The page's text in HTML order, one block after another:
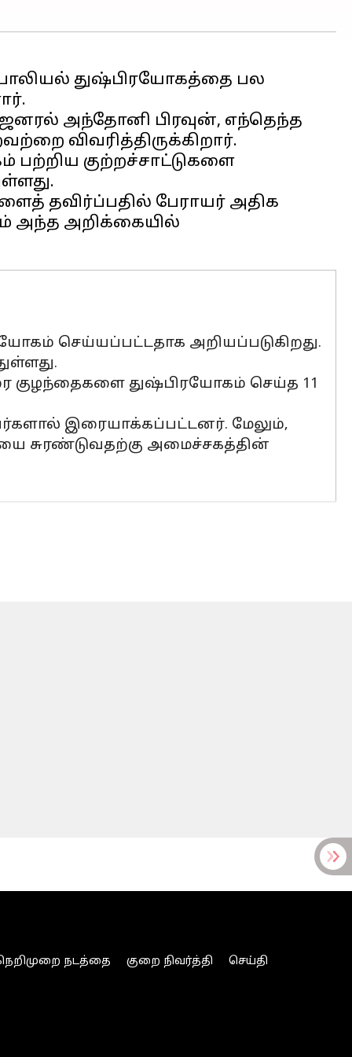
பாலியல் துஷ்பிரயோகத்தை பல
அந்தோனி பிரவுன், எந்தெந்த
விவரித்திருக்கிறார்.
குற்றச்சாட்டுகளை
தவிர்ப்பதில் பேராயர் அதிக
அந்த அறிக்கையில்
செய்யப்பட்டதாக அறியப்படுகிறது.
குழந்தைகளை துஷ்பிரயோகம் செய்த 11
இரையாக்கப்பட்டனர். மேலும்,
சுரண்டுவதற்கு அமைச்சகத்தின்
நடத்தை குறை நிவர்த்தி
செய்தி